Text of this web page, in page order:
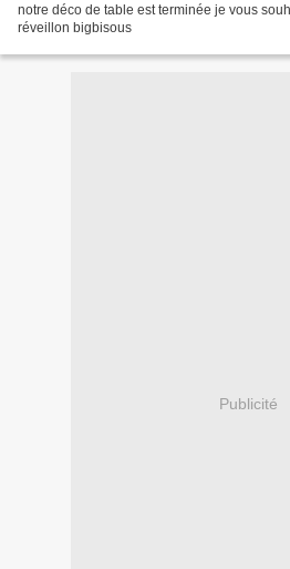
notre déco de table est terminée je vous
réveillon bigbisous
Publicité